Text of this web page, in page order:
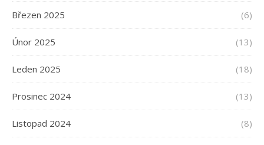
Březen 2025 (6)
Únor 2025 (13)
Leden 2025 (18)
Prosinec 2024 (13)
Listopad 2024 (8)